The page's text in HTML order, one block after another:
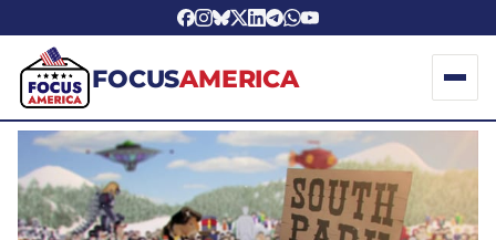
FOCUSAMERICA